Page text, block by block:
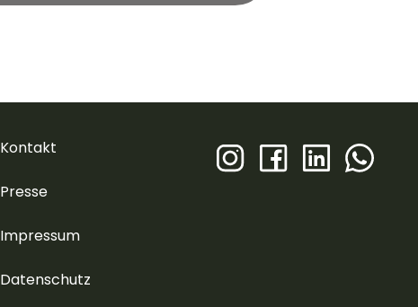
Kontakt
Presse
Impressum
Datenschutz